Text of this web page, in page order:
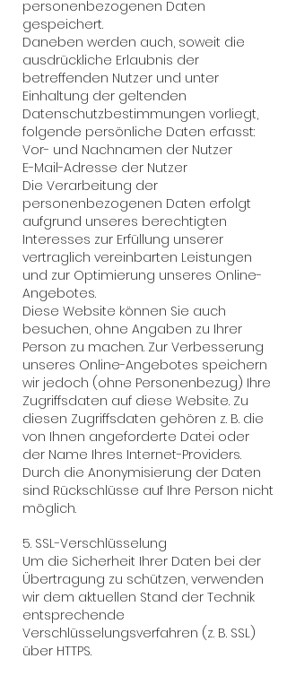
personenbezogenen Daten
gespeichert.
Daneben werden auch, soweit die
ausdrückliche Erlaubnis der
betreffenden Nutzer und unter
Einhaltung der geltenden
Datenschutzbestimmungen vorliegt,
folgende persönliche Daten erfasst:
Vor- und Nachnamen der Nutzer
E-Mail-Adresse der Nutzer
Die Verarbeitung der
personenbezogenen Daten erfolgt
aufgrund unseres berechtigten
Interesses zur Erfüllung unserer
vertraglich vereinbarten Leistungen
und zur Optimierung unseres Online-
Angebotes.
Diese Website können Sie auch
besuchen, ohne Angaben zu Ihrer
Person zu machen. Zur Verbesserung
unseres Online-Angebotes speichern
wir jedoch (ohne Personenbezug) Ihre
Zugriffsdaten auf diese Website. Zu
diesen Zugriffsdaten gehören z. B. die
von Ihnen angeforderte Datei oder
der Name Ihres Internet-Providers.
Durch die Anonymisierung der Daten
sind Rückschlüsse auf Ihre Person nicht
möglich.
5. SSL-Verschlüsselung
Um die Sicherheit Ihrer Daten bei der
Übertragung zu schützen, verwenden
wir dem aktuellen Stand der Technik
entsprechende
Verschlüsselungsverfahren (z. B. SSL)
über HTTPS.